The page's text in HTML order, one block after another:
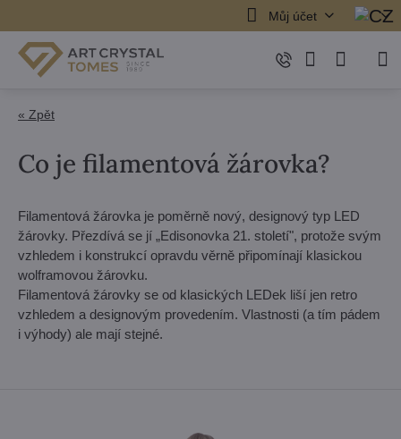
Můj účet
« Zpět
Co je filamentová žárovka?
Filamentová žárovka je poměrně nový, designový typ LED
žárovky. Přezdívá se jí „Edisonovka 21. století", protože svým
vzhledem i konstrukcí opravdu věrně připomínají klasickou
wolframovou žárovku.
Filamentová žárovky se od klasických LEDek liší jen retro
vzhledem a designovým provedením. Vlastnosti (a tím pádem
i výhody) ale mají stejné.